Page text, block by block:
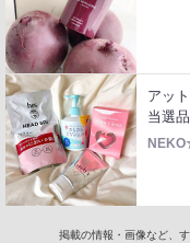
アッ
当選品
掲載の情報・画像など、